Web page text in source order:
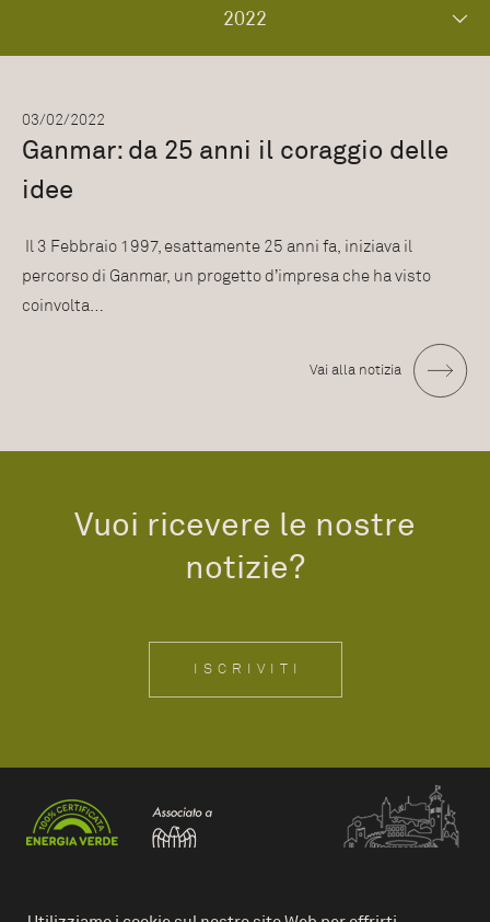
2022
03/02/2022
Ganmar: da 25 anni il coraggio delle
idee
Il 3 Febbraio 1997, esattamente 25 anni fa, iniziava il
percorso di Ganmar, un progetto d’impresa che ha visto
coinvolta…
Vai alla notizia
Vuoi ricevere le nostre
notizie?
ISCRIVITI